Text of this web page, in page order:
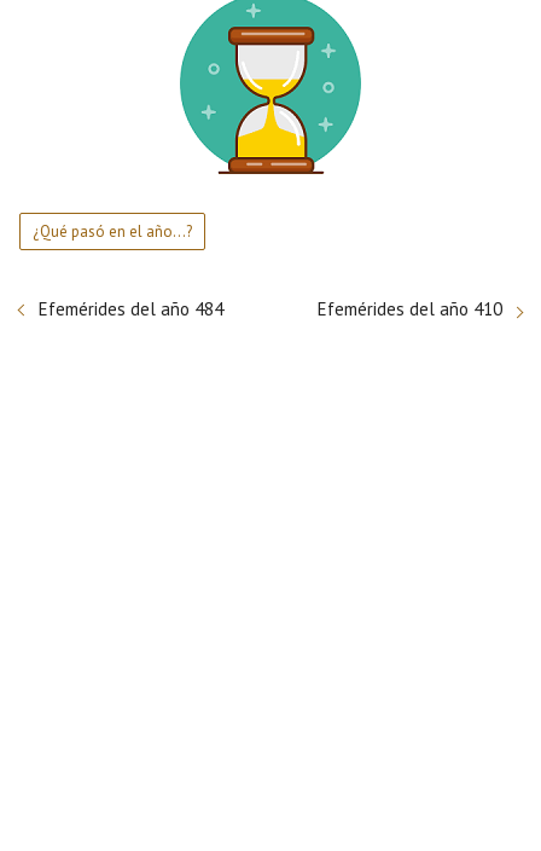
¿Qué pasó en el año...?
Efemérides del año 484 Efemérides del año 410